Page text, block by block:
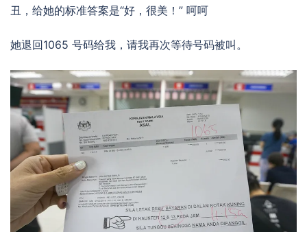
丑，给她的标准答案是“好，很美！” 呵呵
她退回1065 号码给我，请我再次等待号码被叫。